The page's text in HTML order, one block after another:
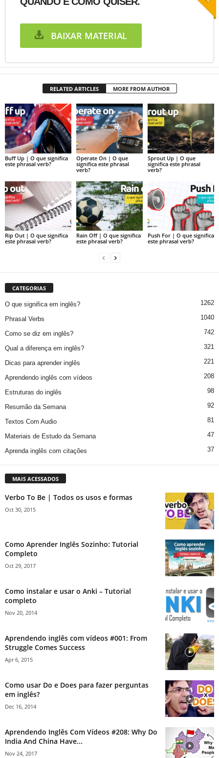
BAIXAR MATERIAL
RELATED ARTICLES MORE FROM AUTHOR
Buff Up | O que significa
este phrasal verb?
Operate On | O que
significa este phrasal
verb?
Sprout Up | O que
significa este phrasal
verb?
Rip Out | O que significa
este phrasal verb?
Rain Off | O que significa
este phrasal verb?
Push For | O que significa
este phrasal verb?
CATEGORIAS
O que significa em inglês? 1262
Phrasal Verbs 1040
Como se diz em inglês? 742
Qual a diferença em inglês? 321
Dicas para aprender inglês 221
Aprendendo inglês com vídeos 208
Estruturas do inglês 98
Resumão da Semana 92
Textos Com Audio 81
Materiais de Estudo da Semana 47
Aprenda inglês com citações 37
MAIS ACESSADOS
Verbo To Be | Todos os usos e formas
Oct 30, 2015
Como Aprender Inglês Sozinho: Tutorial
Completo
Oct 29, 2017
Como instalar e usar o Anki – Tutorial
completo
Nov 20, 2014
Aprendendo inglês com vídeos #001: From
Struggle Comes Success
Apr 6, 2015
Como usar Do e Does para fazer perguntas
em inglês?
Dec 16, 2014
Aprendendo Inglês Com Vídeos #208: Why Do
India And China Have...
Nov 24, 2017